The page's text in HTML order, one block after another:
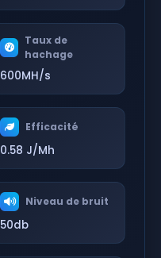
Taux de
hachage
600MH/s
Efficacité
0.58 J/Mh
Niveau de bruit
50db